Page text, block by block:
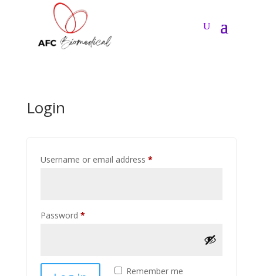
Login
Username or email address *Required
Password *Required
Remember me